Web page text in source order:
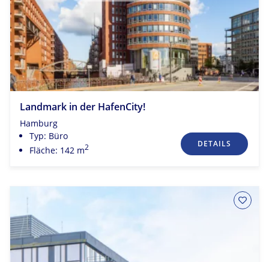
Landmark in der HafenCity!
Hamburg
Typ: Büro
Fläche: 142 m2 DETAILS